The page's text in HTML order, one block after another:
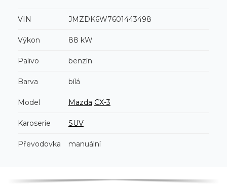
VIN JMZDK6W7601443498
Výkon 88 kW
Palivo benzín
Barva bílá
Model Mazda CX-3
Karoserie SUV
Převodovka manuální